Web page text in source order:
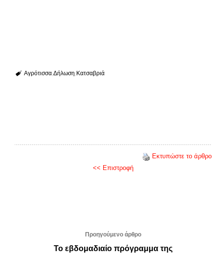
Αγρότισσα Δήλωση Κατσαβριά
Εκτυπώστε το άρθρο
<< Επιστροφή
Προηγούμενο άρθρο
Το εβδομαδιαίο πρόγραμμα της